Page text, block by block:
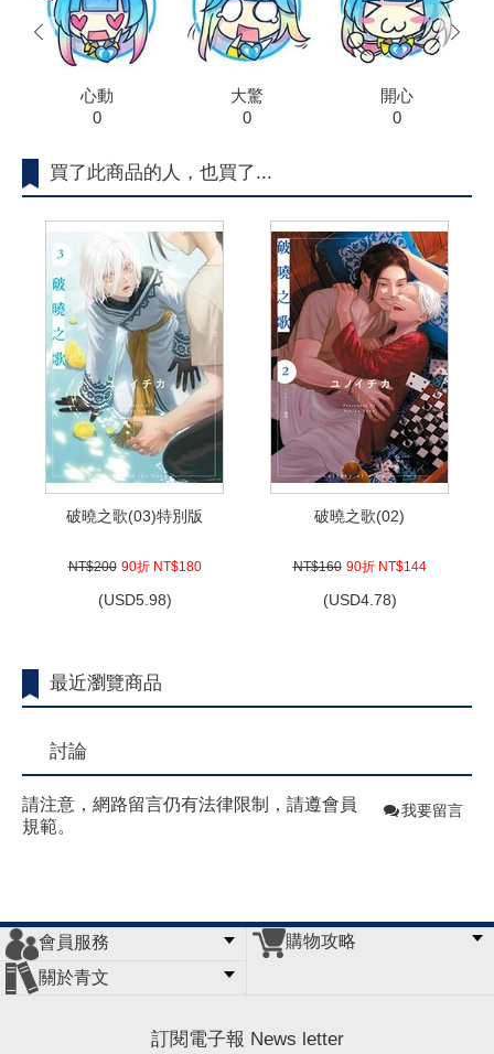
心動
0
大驚
0
開心
0
prev next
買了此商品的人，也買了...
破曉之歌(03)特別版
NT$200 90折 NT$180
(USD5.98)
破曉之歌(02)
NT$160 90折 NT$144
(USD4.78)
最近瀏覽商品
討論
請注意，網路留言仍有法律限制，請遵會員
規範。
我要留言
會員服務
會員辦法
客服信箱
隱私條款
網站導覽
購物攻略
關於青文
訂閱電子報 News letter